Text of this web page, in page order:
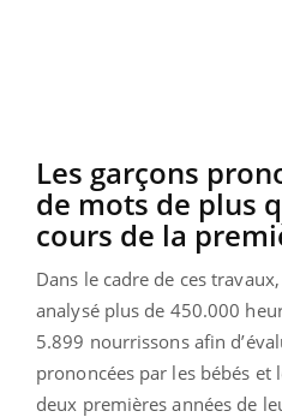
Les garçons
de mots de plus
cours de la
Dans le cadre de ces
analysé plus de 450.000
5.899 nourrissons afin
prononcées par les bébés et
deux premières années de